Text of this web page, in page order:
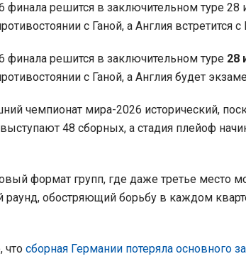
финала решится в заключительном туре 28
с Ганой, а Англия встретится
финала решится в заключительном туре 28
с Ганой, а Англия будет
чемпионат мира-2026 исторический,
48 сборных, а стадия плейоф
формат групп, где даже третье место
обостряющий борьбу в каждом
что сборная Германии потеряла основного